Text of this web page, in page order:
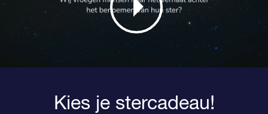
Kies je stercadeau!